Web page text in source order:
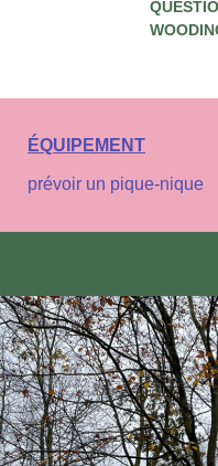
ÉQUIPEMENT
prévoir un pique-nique